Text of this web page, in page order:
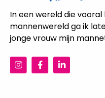
In een wereld die
mannenwereld ga ik
jonge vrouw mijn